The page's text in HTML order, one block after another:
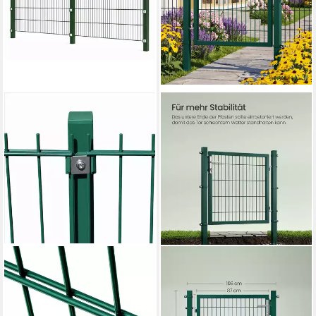
TERRASSE2000
Doppelstabmattenzaun
Doppelstabmattenzaun-Set
(8/6/8)
Schloss und Türklinke, für
Garten oder Hof, verzinkter